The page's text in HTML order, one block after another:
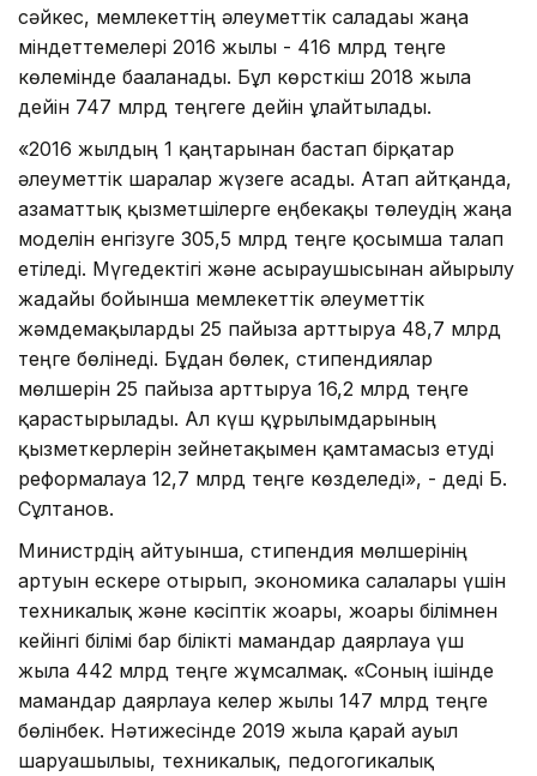
сәйкес, мемлекеттің әлеуметтік саладағы жаңа
міндеттемелері 2016 жылы - 416 млрд теңге
көлемінде бағаланады. Бұл көрсткіш 2018 жылға
дейін 747 млрд теңгеге дейін ұлғайтылады.
«2016 жылдың 1 қаңтарынан бастап бірқатар
әлеуметтік шаралар жүзеге асады. Атап айтқанда,
азаматтық қызметшілерге еңбекақы төлеудің жаңа
моделін енгізуге 305,5 млрд теңге қосымша талап
етіледі. Мүгедектігі және асыраушысынан айырылу
жағдайы бойынша мемлекеттік әлеуметтік
жәмдемақыларды 25 пайызға арттыруға 48,7 млрд
теңге бөлінеді. Бұдан бөлек, стипендиялар
мөлшерін 25 пайызға арттыруға 16,2 млрд теңге
қарастырылады. Ал күш құрылымдарының
қызметкерлерін зейнетақымен қамтамасыз етуді
реформалауға 12,7 млрд теңге көзделеді», - деді Б.
Сұлтанов.
Министрдің айтуынша, стипендия мөлшерінің
артуын ескере отырып, экономика салалары үшін
техникалық және кәсіптік жоғары, жоғары білімнен
кейінгі білімі бар білікті мамандар даярлауға үш
жылға 442 млрд теңге жұмсалмақ. «Соның ішінде
мамандар даярлауға келер жылы 147 млрд теңге
бөлінбек. Нәтижесінде 2019 жылға қарай ауыл
шаруашылығы, техникалық, педогогикалық